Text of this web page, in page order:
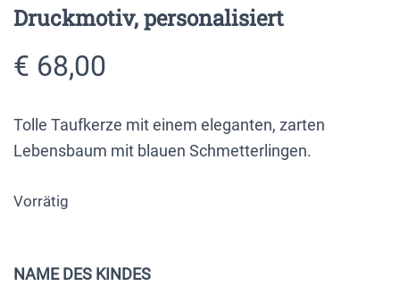
Druckmotiv, personalisiert
€ 68,00
Tolle Taufkerze mit einem eleganten, zarten
Lebensbaum mit blauen Schmetterlingen.
Vorrätig
NAME DES KINDES